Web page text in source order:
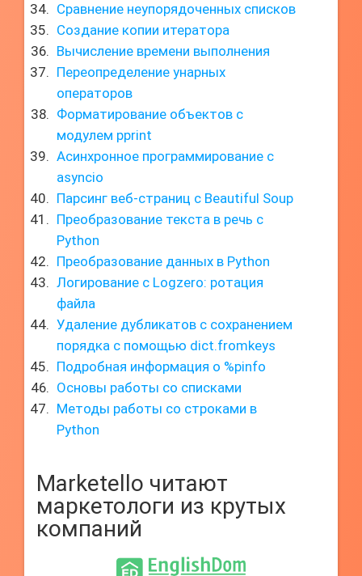
Сравнение неупорядоченных списков
Создание копии итератора
Вычисление времени выполнения
Переопределение унарных
операторов
Форматирование объектов с
модулем pprint
Асинхронное программирование с
asyncio
Парсинг веб-страниц с Beautiful Soup
Преобразование текста в речь с
Python
Преобразование данных в Python
Логирование с Logzero: ротация
файла
Удаление дубликатов с сохранением
порядка с помощью dict.fromkeys
Подробная информация о %pinfo
Основы работы со списками
Методы работы со строками в
Python
Marketello читают
маркетологи из крутых
компаний